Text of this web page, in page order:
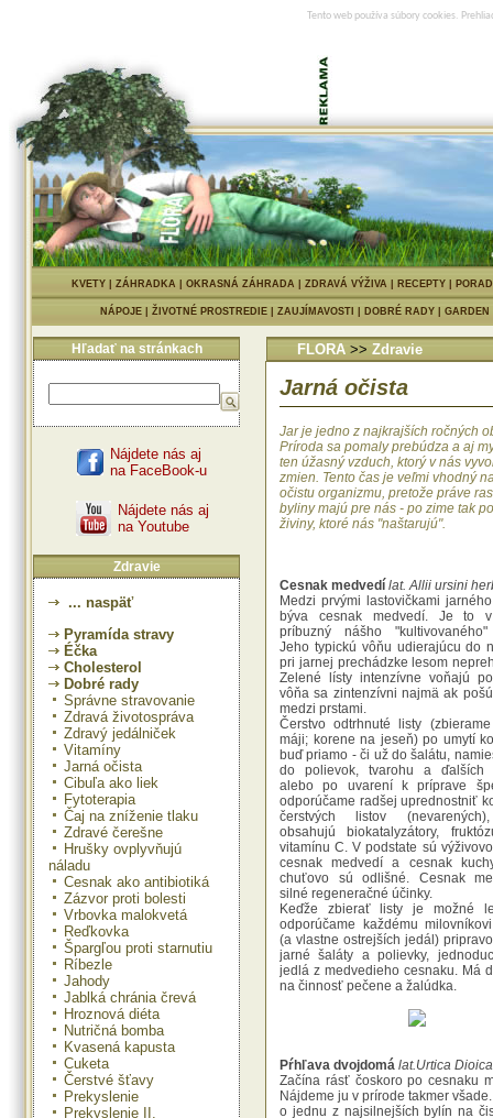
Tento web používa súbory cookies.
KVETY| ZÁHRADKA| OKRASNÁ ZÁHRADA| ZDRAVÁ VÝŽIVA| RECEPTY|
NÁPOJE ŽIVOTNÉ PROSTREDIE ZAUJÍMAVOSTI DOBRÉ RADY
Hľadať na stránkach
Nájdete nás aj
na FaceBook-u
Nájdete nás aj
na Youtube
Zdravie
... naspäť
Pyramída stravy
Éčka
Cholesterol
Dobré rady
Správne stravovanie
Zdravá životospráva
Zdravý jedálniček
Vitamíny
Jarná očista
Cibuľa ako liek
Fytoterapia
Čaj na zníženie tlaku
Zdravé čerešne
Hrušky ovplyvňujú
náladu
Cesnak ako antibiotiká
Zázvor proti bolesti
Vrbovka malokvetá
Reďkovka
Špargľou proti starnutiu
Ríbezle
Jahody
Jablká chránia črevá
Hroznová diéta
Nutričná bomba
Kvasená kapusta
Cuketa
Čerstvé šťavy
Prekyslenie
Prekyslenie II.
FLORA >> Zdravie
Jarná očista
Jar je jedno z najkrajších ročných
Príroda sa pomaly prebúdza a aj
ten úžasný vzduch, ktorý v nás
zmien. Tento čas je veľmi vhodný
očistu organizmu, pretože práve
byliny majú pre nás - po zime tak
živiny, ktoré nás "naštarujú".
Cesnak medvedí lat. Allii ursini
Medzi prvými lastovičkami
býva cesnak medvedí. Je to v
príbuzný nášho
Jeho typickú vôňu udierajúcu do
pri jarnej prechádzke lesom
Zelené lísty intenzívne voňajú
vôňa sa zintenzívni najmä ak
medzi prstami.
Čerstvo odtrhnuté listy
máji; korene na jeseň) po umytí
buď priamo - či už do šalátu,
do polievok, tvarohu a ďalších
alebo po uvarení k príprave
odporúčame radšej uprednostniť
čerstvých listov
obsahujú biokatalyzátory,
vitamínu С. V podstate sú
cesnak medvedí a cesnak
chuťovo sú odlišné. Cesnak
silné regeneračné účinky.
Keďže zbierať listy je možné
odporúčame každému
(a vlastne ostrejších jedál)
jarné šaláty a polievky,
jedlá z medvedieho cesnaku. Má
na činnosť pečene a žalúdka.
Pŕhľava dvojdomá lat.Urtica Dioica
Začína rásť čoskoro po cesnaku
Nájdeme ju v prírode takmer
o jednu z najsilnejších bylín na